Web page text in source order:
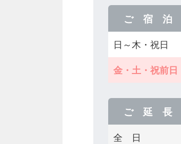
ご 宿 泊
日～木・祝日
金・土・祝前日
ご 延 長
全 日